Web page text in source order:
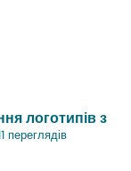
логотипів з
переглядів